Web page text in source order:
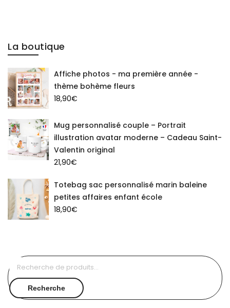
La boutique
Affiche photos - ma première année -
thème bohème fleurs
18,90€
Mug personnalisé couple – Portrait
illustration avatar moderne – Cadeau Saint-
Valentin original
21,90€
Totebag sac personnalisé marin baleine
petites affaires enfant école
18,90€
Recherche